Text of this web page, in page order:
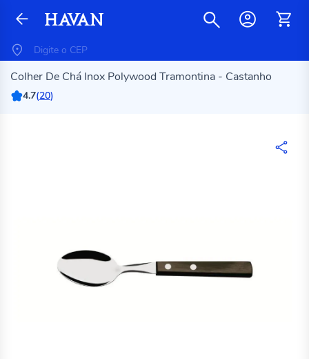
Colher De Chá Inox Polywood Tramontina - Castanho
4.7(20)